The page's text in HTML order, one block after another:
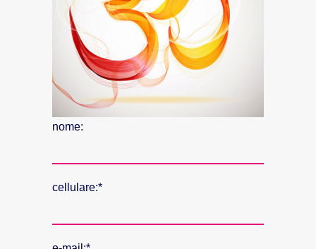
nome:
cellulare:*